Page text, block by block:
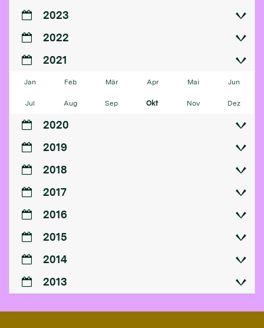
2023
2022
2021
Jan Feb Mär Apr Mai Jun
Jul Aug Sep Okt Nov Dez
2020
2019
2018
2017
2016
2015
2014
2013